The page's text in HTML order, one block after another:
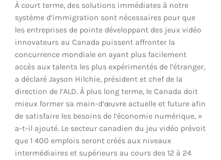
À court terme, des solutions immédiates à notre
système d’immigration sont nécessaires pour que
les entreprises de pointe développant des jeux vidéo
innovateurs au Canada puissent affronter la
concurrence mondiale en ayant plus facilement
accès aux talents les plus expérimentés de l’étranger,
a déclaré Jayson Hilchie, président et chef de la
direction de l’ALD. À plus long terme, le Canada doit
mieux former sa main-d’œuvre actuelle et future afin
de satisfaire les besoins de l’économie numérique, »
a-t-il ajouté. Le secteur canadien du jeu vidéo prévoit
que 1 400 emplois seront créés aux niveaux
intermédiaires et supérieurs au cours des 12 à 24